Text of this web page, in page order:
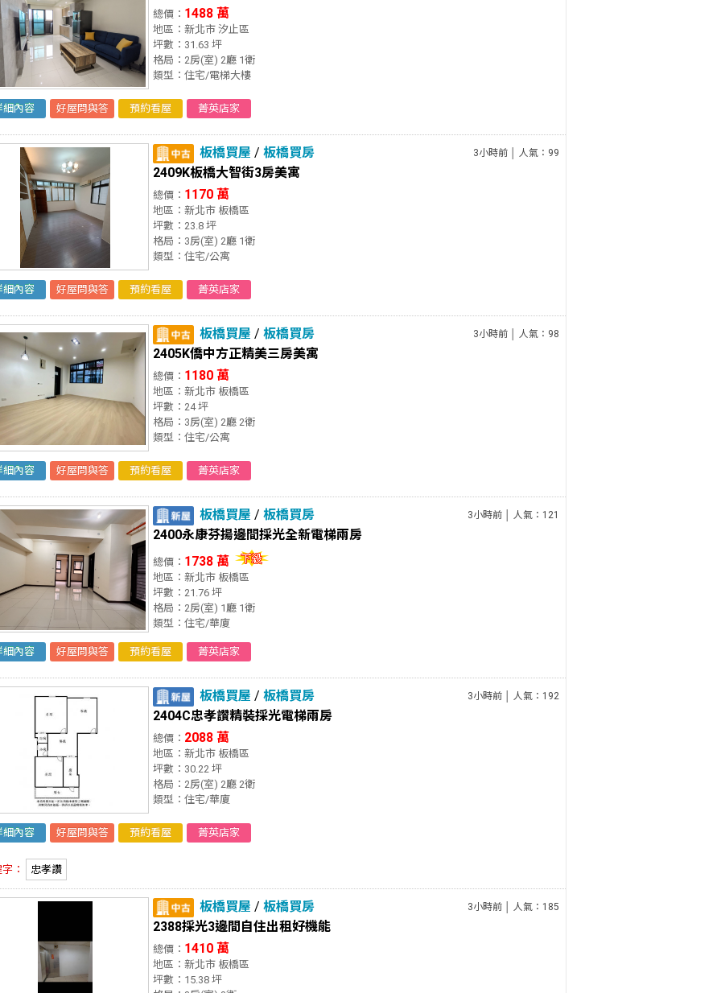
總價： 1488 萬
地區：新北市 汐止區
坪數：31.63 坪
格局：2房(室) 2廳 1衛
類型：住宅/電梯大樓
細內容 好屋問與答 預約看屋 菁英店家
板橋買屋 / 板橋買房 3小時前 │ 人氣：99
2409K板橋大智街3房美寓
總價： 1170 萬
地區：新北市 板橋區
坪數：23.8 坪
格局：3房(室) 2廳 1衛
類型：住宅/公寓
細內容 好屋問與答 預約看屋 菁英店家
板橋買屋 / 板橋買房 3小時前 │ 人氣：98
2405K僑中方正精美三房美寓
總價： 1180 萬
地區：新北市 板橋區
坪數：24 坪
格局：3房(室) 2廳 2衛
類型：住宅/公寓
細內容 好屋問與答 預約看屋 菁英店家
板橋買屋 / 板橋買房 3小時前 │ 人氣：121
2400永康芬揚邊間採光全新電梯兩房
總價： 1738 萬
地區：新北市 板橋區
坪數：21.76 坪
格局：2房(室) 1廳 1衛
類型：住宅/華廈
細內容 好屋問與答 預約看屋 菁英店家
板橋買屋 / 板橋買房 3小時前 │ 人氣：192
2404C忠孝讚精裝採光電梯兩房
總價： 2088 萬
地區：新北市 板橋區
坪數：30.22 坪
格局：2房(室) 2廳 2衛
類型：住宅/華廈
細內容 好屋問與答 預約看屋 菁英店家
： 忠孝讚
板橋買屋 / 板橋買房 3小時前 │ 人氣：185
2388採光3邊間自住出租好機能
總價： 1410 萬
地區：新北市 板橋區
坪數：15.38 坪